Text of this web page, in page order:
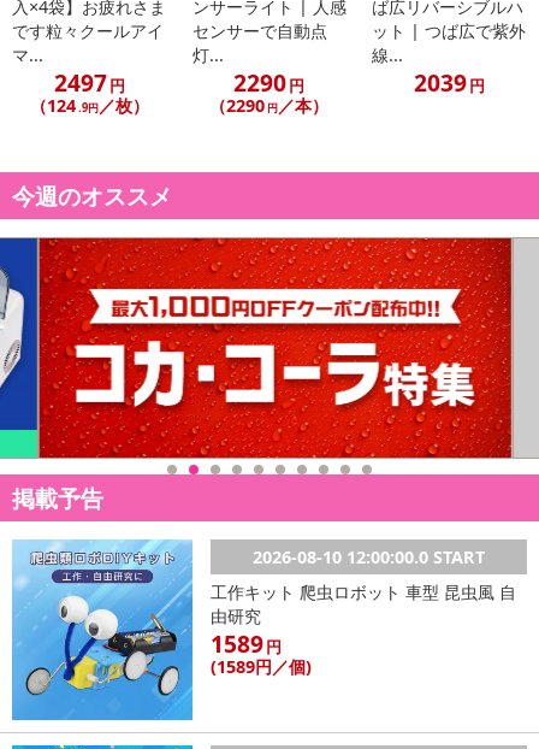
金はいたしかねます。
また、お届け日時のご指定は、お受けできません。宅配業者からの
不在票にてご対応ください。
※発送予定日は前後する場合がございます。また商品によって発送
だいた後のご感想をいただくことを目的としており、転売等は固く
禁じます。
転売等、目的以外での利用が確認された場合は、サービス利用を停
止させていただきます。
【配送伝票番号について】
※こちらの商品については商品の発送完了後、
配送伝票番号がマイページに表示されない場合もございます。予
めご了承ください。
発送日カレンダー
入×4袋】お疲れさま
です粒々クールアイ
マ...
2497円
（124.9円／枚）
ンサーライト | 人感
センサーで自動点
灯...
2290円
（2290 円／本）
ば広リバーシブルハ
ット | つば広で紫外
線...
2039円
今週のオススメ
掲載予告
2026-08-10 12:00:00.0 START
工作キット 爬虫ロボット 車型 昆虫風 自
由研究
1589円
(1589円 ／個)